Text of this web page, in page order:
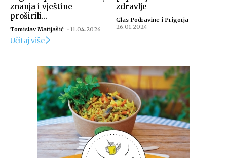
znanja i vještine
proširili...
Tomislav Matijašić - 11.04.2026
zdravlje
Glas Podravine i Prigorja -
26.01.2024
Učitaj više